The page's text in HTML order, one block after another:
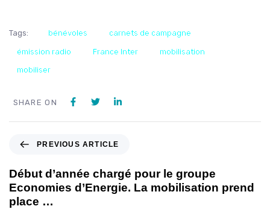
Tags: bénévoles carnets de campagne
émission radio France Inter mobilisation
mobiliser
SHARE ON
PREVIOUS ARTICLE
Début d’année chargé pour le groupe
Economies d’Energie. La mobilisation prend
place …